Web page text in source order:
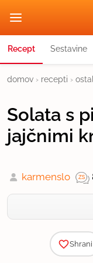
Recept Sestavine
domov › recepti ›
Solata s
jajčnimi
karmenslo
Shrani